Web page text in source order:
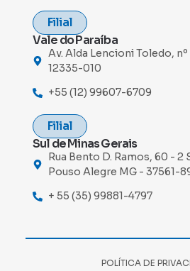
Filial
Vale do Paraíba
Av. Alda Lencioni Toledo,
12335-010
+55 (12) 99607-6709
Filial
Sul de Minas Gerais
Rua Bento D. Ramos, 60 - 2
Pouso Alegre MG - 37561-
+ 55 (35) 99881-4797
POLÍTICA DE